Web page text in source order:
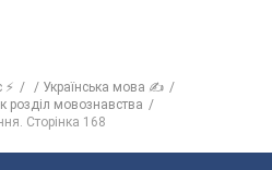
Українська мова ✍
розділ мовознавства
Сторінка 168